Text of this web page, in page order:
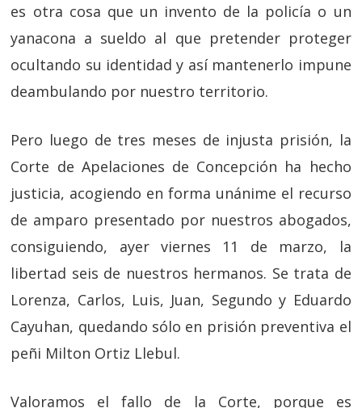
es otra cosa que un invento de la policía o un
yanacona a sueldo al que pretender proteger
ocultando su identidad y así mantenerlo impune
deambulando por nuestro territorio.
Pero luego de tres meses de injusta prisión, la
Corte de Apelaciones de Concepción ha hecho
justicia, acogiendo en forma unánime el recurso
de amparo presentado por nuestros abogados,
consiguiendo, ayer viernes 11 de marzo, la
libertad seis de nuestros hermanos. Se trata de
Lorenza, Carlos, Luis, Juan, Segundo y Eduardo
Cayuhan, quedando sólo en prisión preventiva el
peñi Milton Ortiz Llebul.
Valoramos el fallo de la Corte, porque es